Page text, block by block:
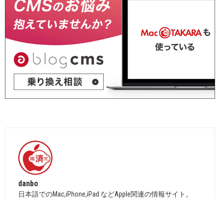
danbo
日本語でのMac,iPhone,iPad などApple関連の情報サイト。